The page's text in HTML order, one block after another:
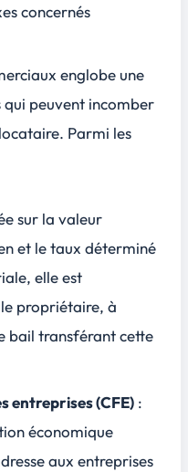
concernés
englobe une
peuvent incomber
Parmi les
sur la valeur
et le taux déterminé
elle est
propriétaire, à
bail transférant cette
entreprises (CFE) :
économique
aux entreprises